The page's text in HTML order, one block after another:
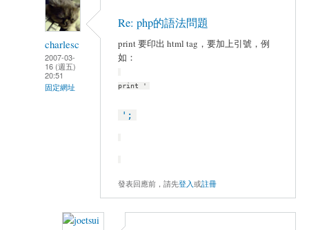
charlesc
2007-03-
16 (週五)
20:51
固定網址
Re: php的語法問題
print 要印出 html tag，要加上引號，例
如：
print '
';
發表回應前，請先登入或註冊